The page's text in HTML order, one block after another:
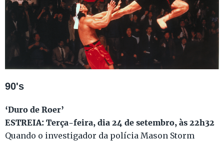
90's
‘Duro de Roer’
ESTREIA: Terça-feira, dia 24 de setembro, às 22h32
Quando o investigador da polícia Mason Storm